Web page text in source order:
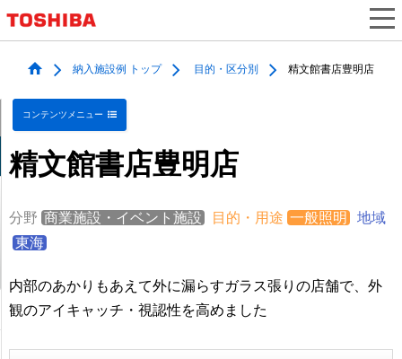
納入施設例 トップ 目的・区分別 精文館書店豊明店
コンテンツメニュー
精文館書店豊明店
分野 商業施設・イベント施設 目的・用途 一般照明
地域
東海
内部のあかりもあえて外に漏らすガラス張りの店舗で、外
観のアイキャッチ・視認性を高めました